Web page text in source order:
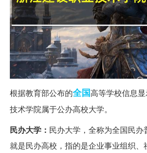
根据教育部公布的全国高等学校信息
技术学院属于公办高校大学。
民办大学： 民办大学，全称为全国民
就是民办高校，指的是企业事业组织、